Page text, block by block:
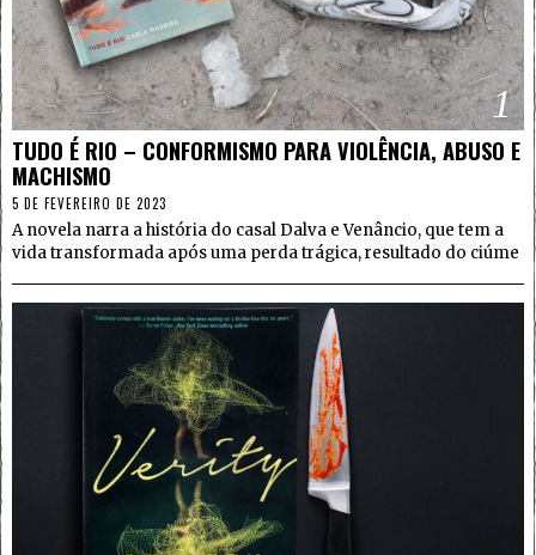
1
TUDO É RIO – CONFORMISMO PARA VIOLÊNCIA, ABUSO E
MACHISMO
5 DE FEVEREIRO DE 2023
A novela narra a história do casal Dalva e Venâncio, que tem a
vida transformada após uma perda trágica, resultado do ciúme